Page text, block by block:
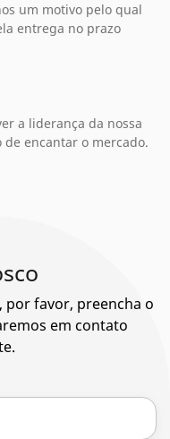
um motivo pelo qual
entrega no prazo
a liderança da nossa
encantar o mercado.
por favor, preencha o
em contato